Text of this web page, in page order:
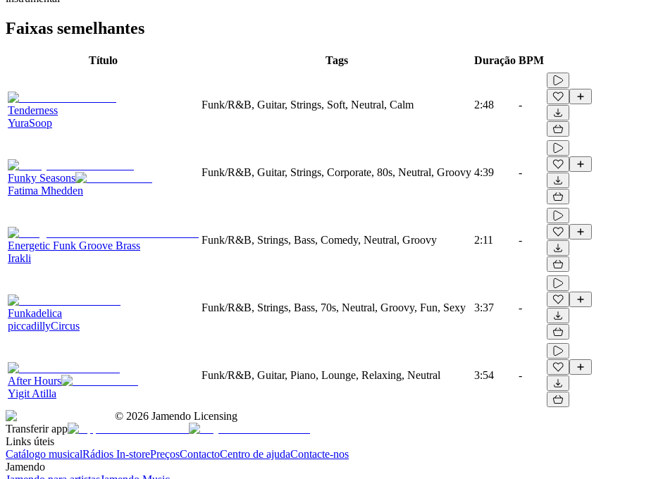
Faixas semelhantes
Título Tags Duração BPM
Tenderness
YuraSoop
Funk/R&B, Guitar, Strings, Soft, Neutral, Calm 2:48 -
Funky Seasons
Fatima Mhedden
Funk/R&B, Guitar, Strings, Corporate, 80s, Neutral, Groovy 4:39 -
Energetic Funk Groove Brass
Irakli
Funk/R&B, Strings, Bass, Comedy, Neutral, Groovy 2:11 -
Funkadelica
piccadillyCircus
Funk/R&B, Strings, Bass, 70s, Neutral, Groovy, Fun, Sexy 3:37 -
After Hours
Yigit Atilla
Funk/R&B, Guitar, Piano, Lounge, Relaxing, Neutral 3:54 -
© 2026 Jamendo Licensing
Transferir app
Links úteis
Catálogo musicalRádios In-storePreçosContactoCentro de ajudaContacte-nos
Jamendo